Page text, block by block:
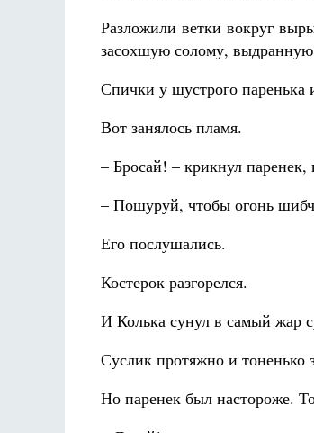
Разложили ветки вокруг
засохшую солому,
Спички у шустрого паренька
Вот занялось пламя.
– Бросай! – крикнул
– Пошуруй, чтобы огонь
Его послушались.
Костерок разгорелся.
И Колька сунул в самый жар
Суслик протяжно и тоненько
Но паренек был настороже.